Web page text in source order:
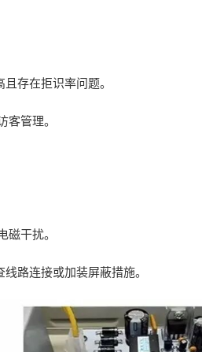
且存在拒识率问题。
客管理。
磁干扰。
路连接或加装屏蔽措施。